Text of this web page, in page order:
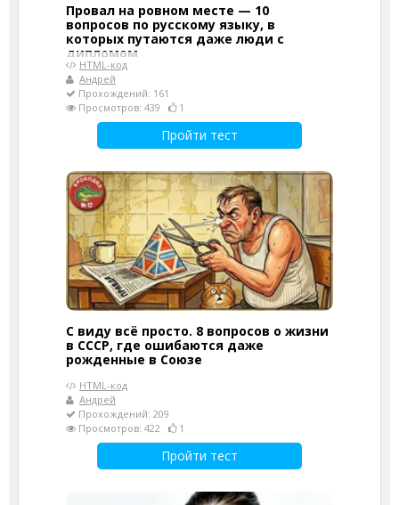
Провал на ровном месте — 10
вопросов по русскому языку, в
которых путаются даже люди с
дипломом
HTML-код
Андрей
Прохождений: 161
Просмотров: 439
1
Пройти тест
С виду всё просто. 8 вопросов о жизни
в СССР, где ошибаются даже
рожденные в Союзе
HTML-код
Андрей
Прохождений: 209
Просмотров: 422
1
Пройти тест